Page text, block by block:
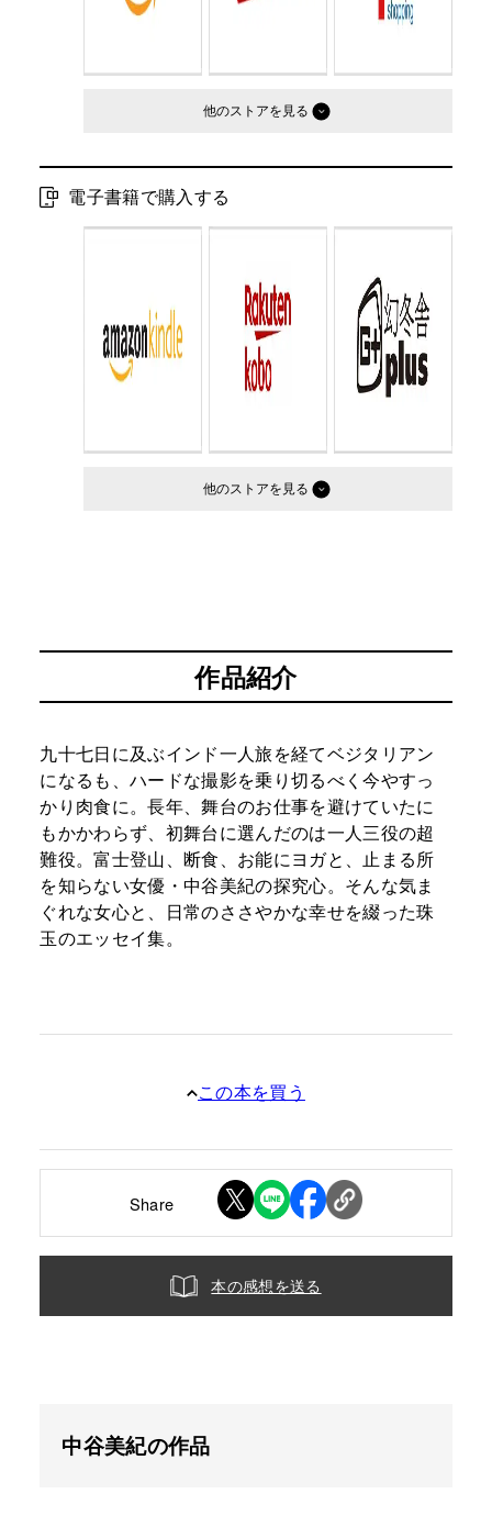
他のストア
電子書籍で購入する
他のストア
作品紹介
九十七日に及ぶインド一人旅を経てベジタリアン
になるも、ハードな撮影を乗り切るべく今やすっ
かり肉食に。長年、舞台のお仕事を避けていたに
もかかわらず、初舞台に選んだのは一人三役の超
難役。富士登山、断食、お能にヨガと、止まる所
を知らない女優・中谷美紀の探究心。そんな気ま
ぐれな女心と、日常のささやかな幸せを綴った珠
玉のエッセイ集。
この本を買う
Share
本の感想を送る
中谷美紀の作品